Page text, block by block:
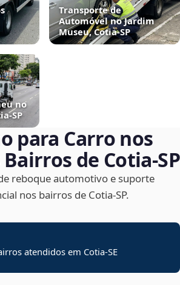
Transporte de
Automóvel no Jardim
Museu, Cotia‑SP
no
para Carro nos
de Cotia‑SP
reboque automotivo e suporte
nos bairros de Cotia‑SP.
atendidos em Cotia-SE